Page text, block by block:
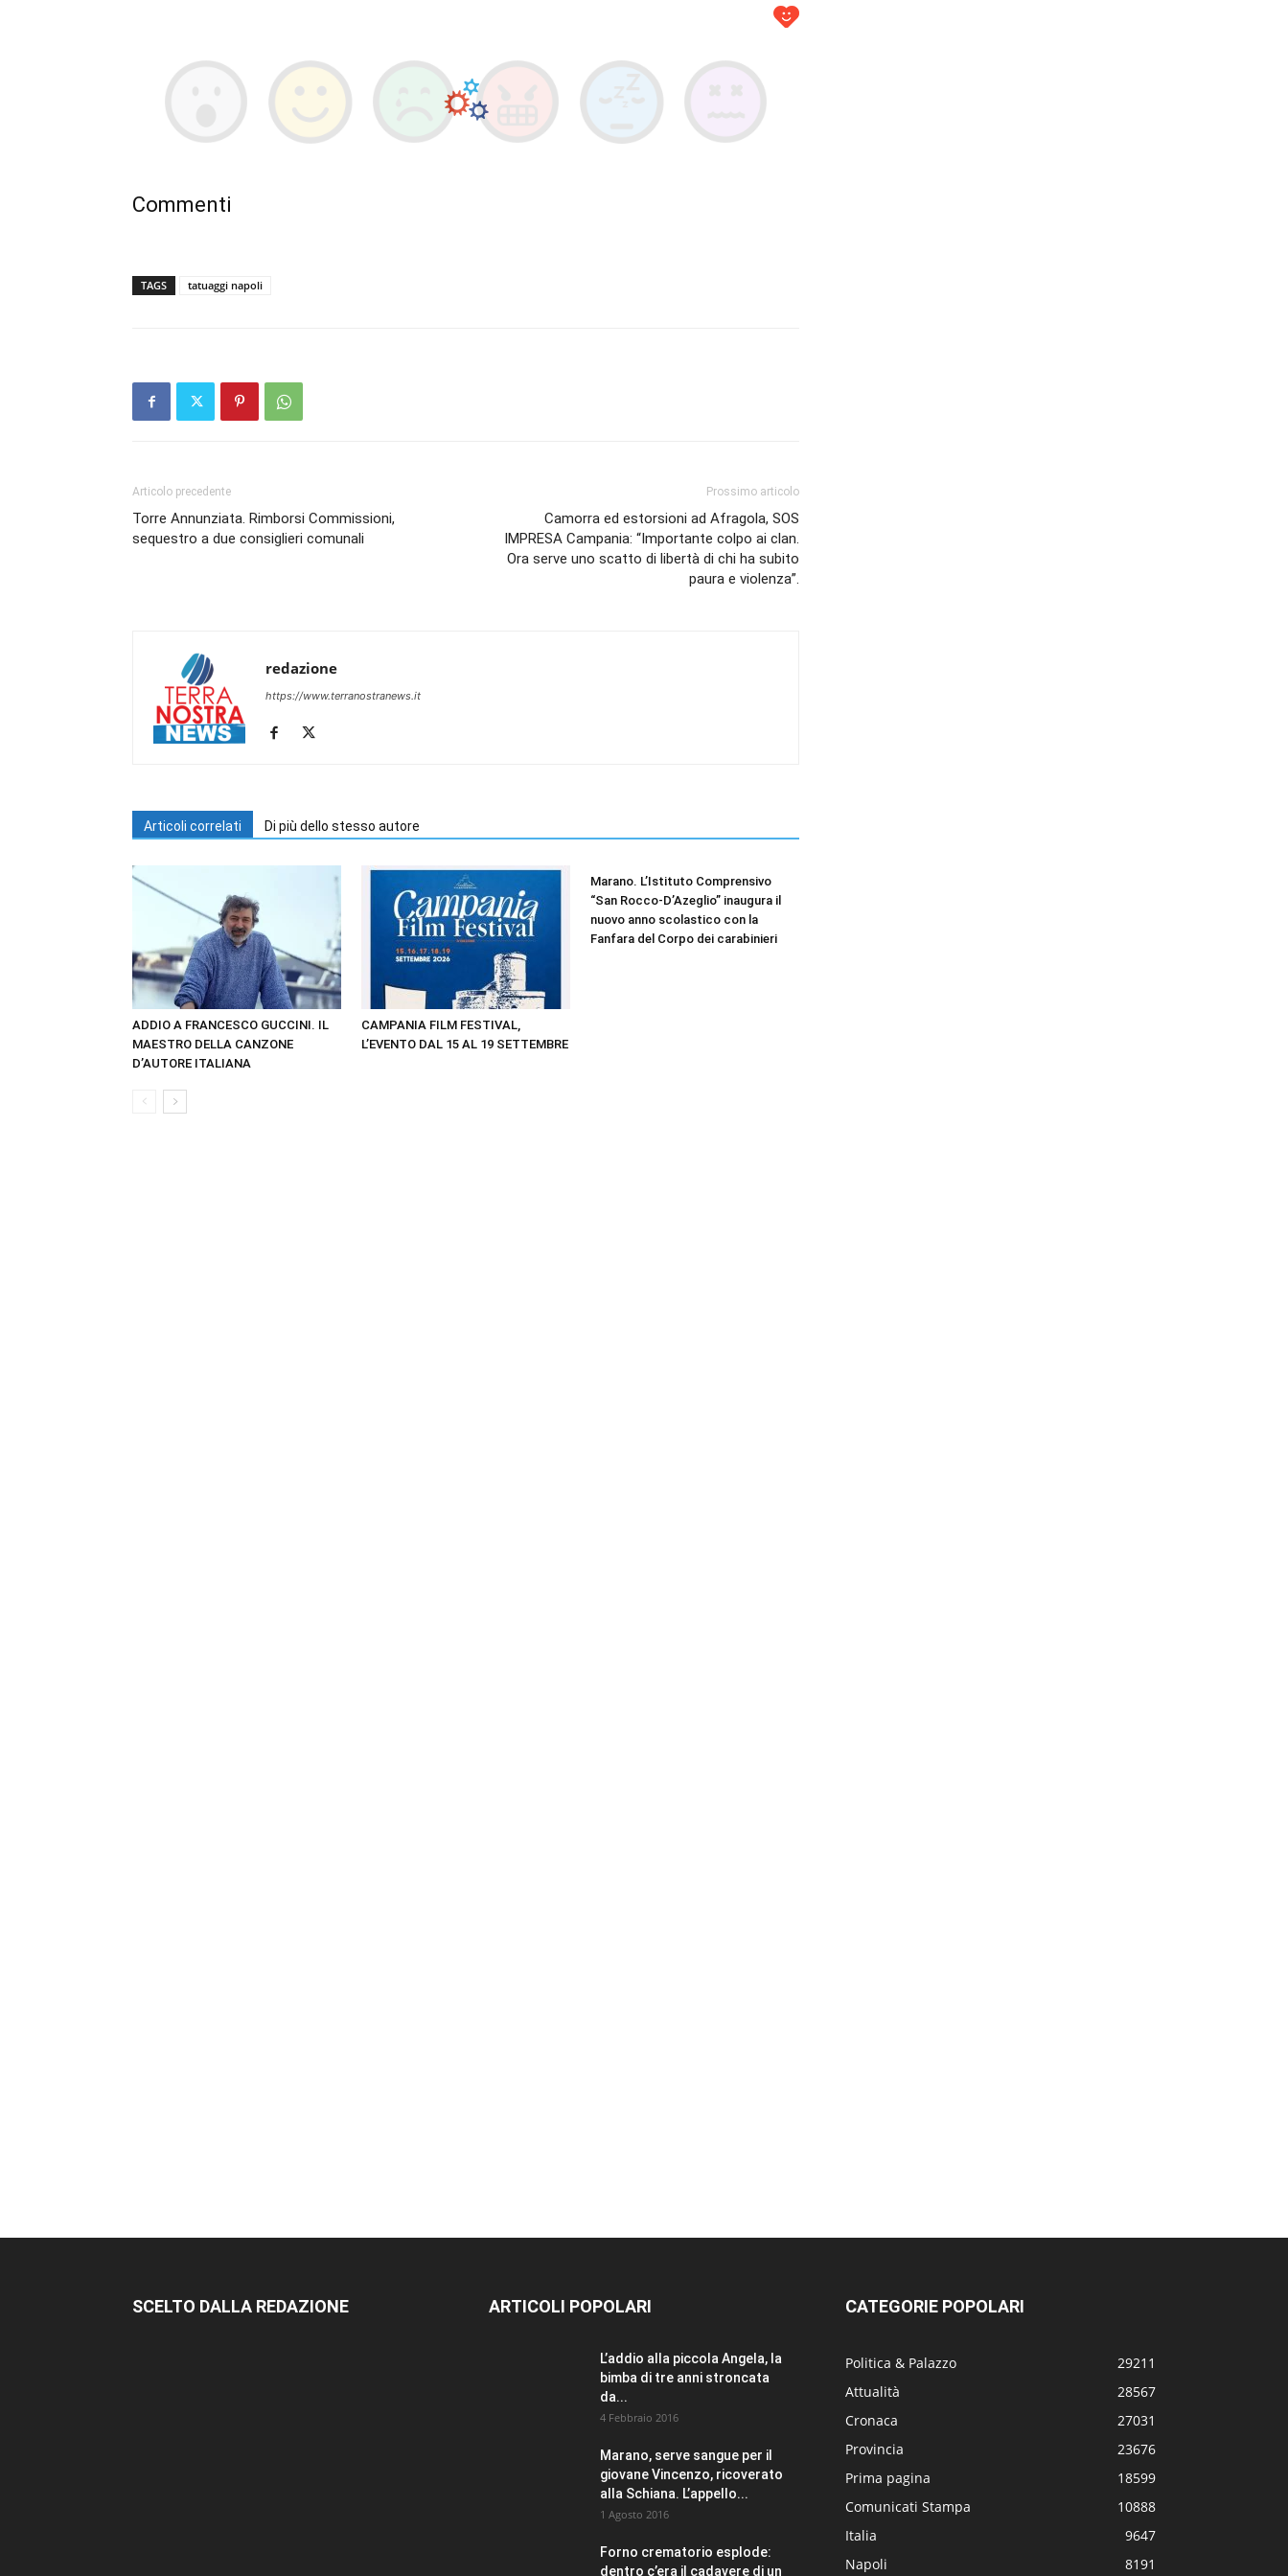
Commenti
TAGS tatuaggi napoli
Articolo precedente
Torre Annunziata. Rimborsi Commissioni,
sequestro a due consiglieri comunali
Prossimo articolo
Camorra ed estorsioni ad Afragola, SOS
IMPRESA Campania: “Importante colpo ai clan.
Ora serve uno scatto di libertà di chi ha subito
paura e violenza”.
redazione
https://www.terranostranews.it
Articoli correlati Di più dello stesso autore
ADDIO A FRANCESCO GUCCINI. IL
MAESTRO DELLA CANZONE
D’AUTORE ITALIANA
CAMPANIA FILM FESTIVAL,
L’EVENTO DAL 15 AL 19 SETTEMBRE
Marano. L’Istituto Comprensivo
“San Rocco-D’Azeglio” inaugura il
nuovo anno scolastico con la
Fanfara del Corpo dei carabinieri
SCELTO DALLA REDAZIONE ARTICOLI POPOLARI
L’addio alla piccola Angela, la
bimba di tre anni stroncata
da...
4 Febbraio 2016
Marano, serve sangue per il
giovane Vincenzo, ricoverato
alla Schiana. L’appello...
1 Agosto 2016
Forno crematorio esplode:
dentro c’era il cadavere di un
CATEGORIE POPOLARI
Politica & Palazzo
29211
Attualità
28567
Cronaca
27031
Provincia
23676
Prima pagina
18599
Comunicati Stampa
10888
Italia
9647
Napoli
8191